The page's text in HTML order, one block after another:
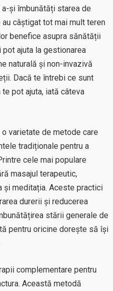
și îmbunătăți starea de
câștigat tot mai mult teren
benefice asupra sănătății
ajuta la gestionarea
naturală și non-invazivă
Dacă te întrebi ce sunt
pot ajuta, iată câteva
varietate de metode care
tradiționale pentru a
cele mai populare
masajul terapeutic,
și meditația. Aceste practici
durerii și reducerea
stării generale de
pentru oricine dorește să își
complementare pentru
Această metodă